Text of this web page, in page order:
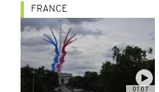
01:07
FRANCE